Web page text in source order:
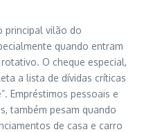
principal vilão do
quando entram
O cheque especial,
a lista de dívidas críticas
Empréstimos pessoais e
também pesam quando
de casa e carro